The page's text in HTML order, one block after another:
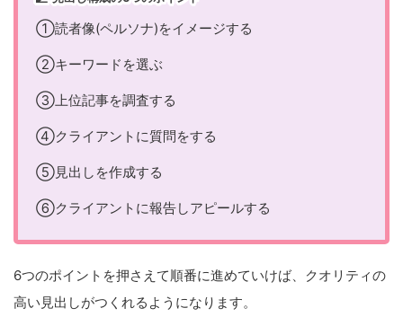
①読者像(ペルソナ)をイメージする
②キーワードを選ぶ
③上位記事を調査する
④クライアントに質問をする
⑤見出しを作成する
⑥クライアントに報告しアピールする
6つのポイントを押さえて順番に進めていけば、クオリティの
高い見出しがつくれるようになります。